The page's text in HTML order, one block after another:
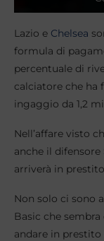
Lazio e Chelsea
formula di
percentuale di
calciatore che ha
ingaggio da 1,2
Nell’affare visto
anche il difensore
arriverà in
Non solo ci sono
Basic che
andare in prestito